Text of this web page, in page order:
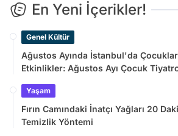
En Yeni İçerikler!
Genel Kültür
Ağustos Ayında İstanbul'da
Etkinlikler: Ağustos Ayı Çocuk
Yaşam
Fırın Camındaki İnatçı Yağları 20
Temizlik Yöntemi